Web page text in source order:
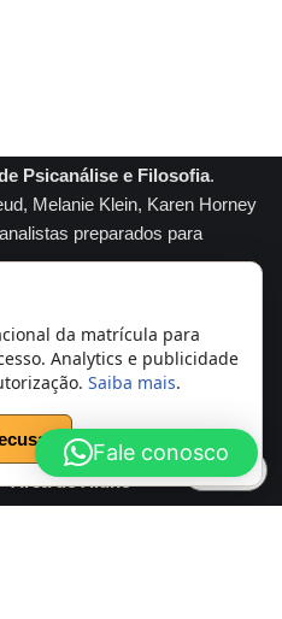
Psicanálise e Filosofia.
Melanie Klein, Karen Horney
preparados para
registrada
para formar profissionais
a mente humana e
com propósito.
Psicanalistas
Área do Aluno
Fale conosco
da matrícula para
Analytics e publicidade
Saiba mais.
Cookies